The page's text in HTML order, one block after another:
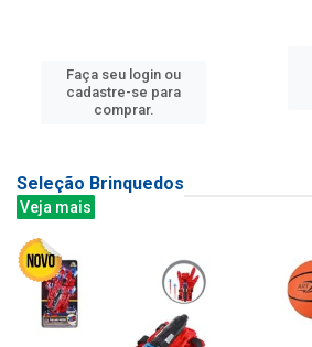
Faça seu login ou
cadastre-se para
comprar.
Seleção Brinquedos
Veja mais